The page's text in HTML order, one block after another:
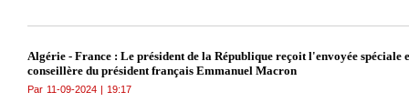
Algérie - France : Le président de la République reçoit l'envoyée spéciale
conseillère du président français Emmanuel Macron
Par 11-09-2024 | 19:17